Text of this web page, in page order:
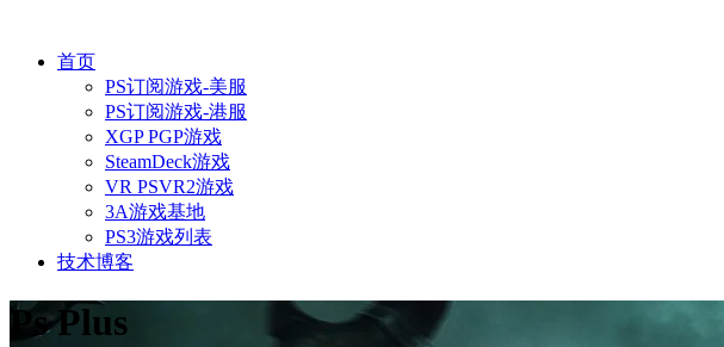
首页
PS订阅游戏-美服
PS订阅游戏-港服
XGP PGP游戏
SteamDeck游戏
VR PSVR2游戏
3A游戏基地
PS3游戏列表
技术博客
Ps Plus